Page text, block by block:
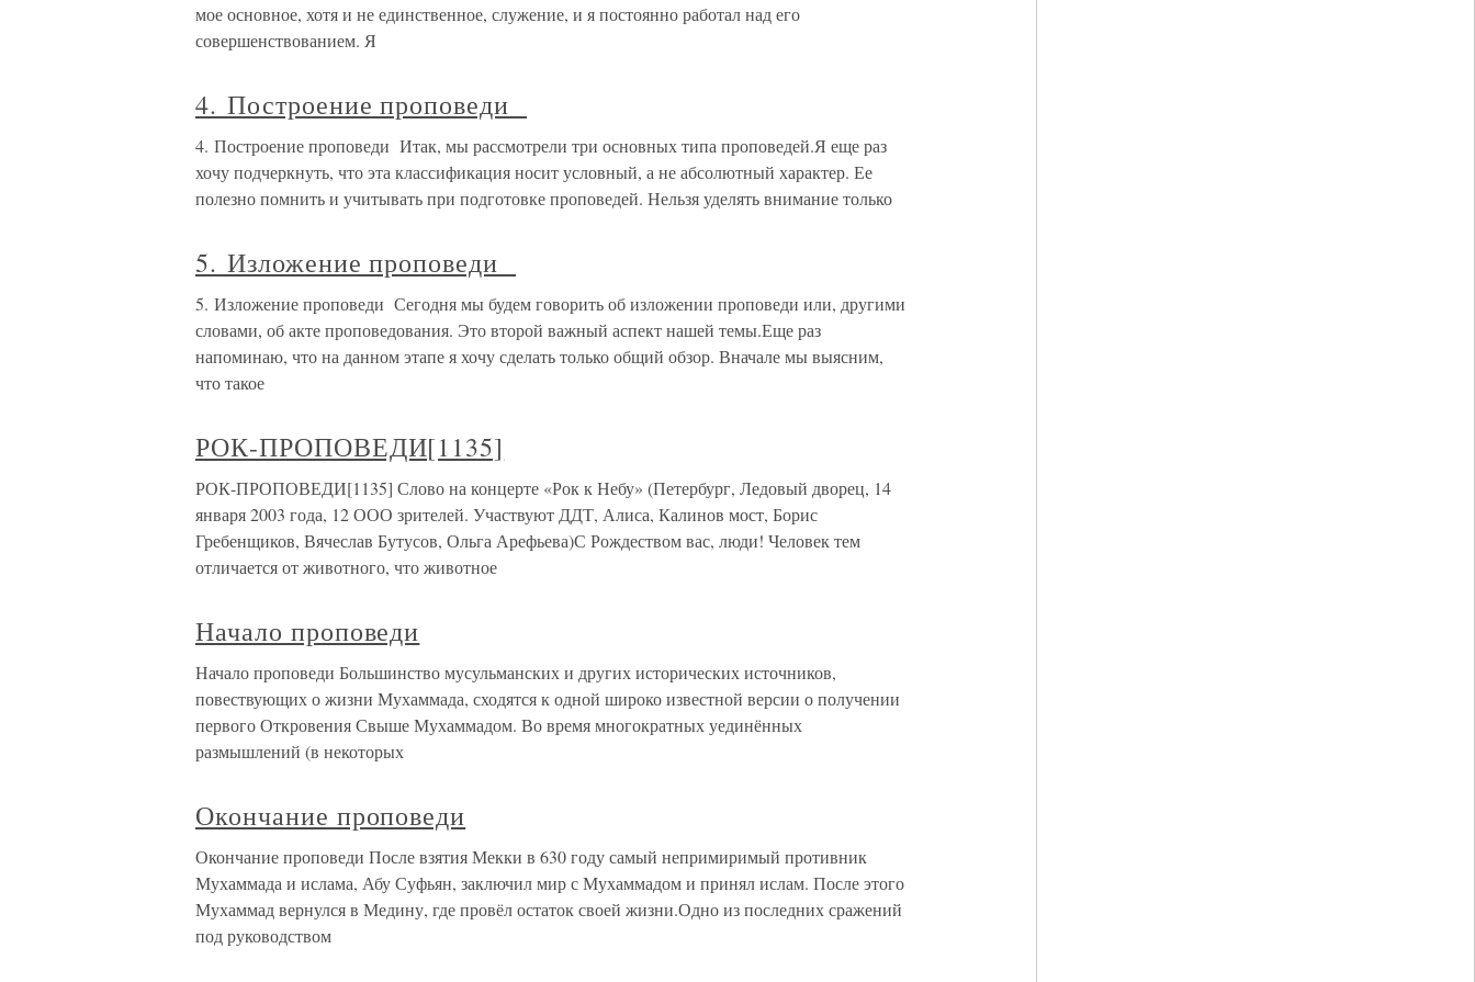
мое основное, хотя и не единственное, служение, и я постоянно работал над его
совершенствованием. Я
4. Построение проповеди
4. Построение проповеди Итак, мы рассмотрели три основных типа проповедей.Я еще раз
хочу подчеркнуть, что эта классификация носит условный, а не абсолютный характер. Ее
полезно помнить и учитывать при подготовке проповедей. Нельзя уделять внимание только
5. Изложение проповеди
5. Изложение проповеди Сегодня мы будем говорить об изложении проповеди или, другими
словами, об акте проповедования. Это второй важный аспект нашей темы.Еще раз
напоминаю, что на данном этапе я хочу сделать только общий обзор. Вначале мы выясним,
что такое
РОК-ПРОПОВЕДИ[1135]
РОК-ПРОПОВЕДИ[1135] Слово на концерте «Рок к Небу» (Петербург, Ледовый дворец, 14
января 2003 года, 12 ООО зрителей. Участвуют ДДТ, Алиса, Калинов мост, Борис
Гребенщиков, Вячеслав Бутусов, Ольга Арефьева)С Рождеством вас, люди! Человек тем
отличается от животного, что животное
Начало проповеди
Начало проповеди Большинство мусульманских и других исторических источников,
повествующих о жизни Мухаммада, сходятся к одной широко известной версии о получении
первого Откровения Свыше Мухаммадом. Во время многократных уединённых
размышлений (в некоторых
Окончание проповеди
Окончание проповеди После взятия Мекки в 630 году самый непримиримый противник
Мухаммада и ислама, Абу Суфьян, заключил мир с Мухаммадом и принял ислам. После этого
Мухаммад вернулся в Медину, где провёл остаток своей жизни.Одно из последних сражений
под руководством